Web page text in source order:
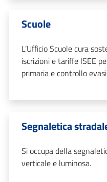
Scuole
L’Ufficio Scuole cura
iscrizioni e tariffe ISEE
primaria e controllo
Segnaletica
Si occupa della
verticale e luminosa.